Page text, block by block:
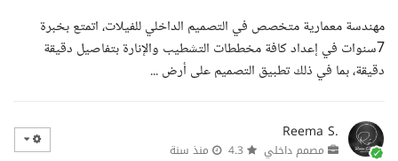
مهندسة معمارية متخصص في التصميم الداخلي للفيلات، اتمتع بخبرة
7سنوات في إعداد كافة مخططات التشطيب والإنارة بتفاصيل دقيقة
دقيقة، بما في ذلك تطبيق التصميم على أرض ...
Reema S.
مصمم داخلي منذ سنة